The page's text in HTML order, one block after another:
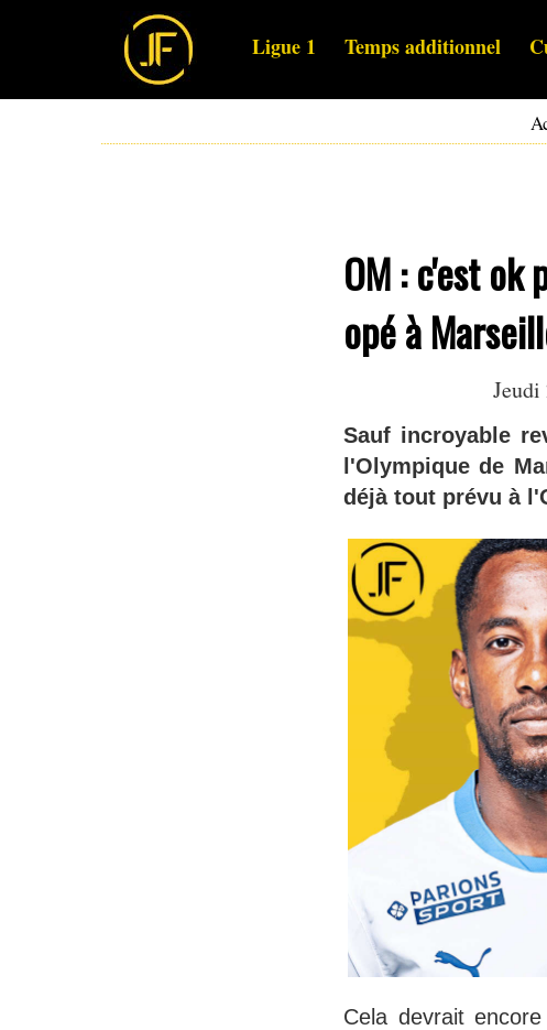
Ligue 1 Temps additionnel
OM : c'est ok
opé à
Jeudi
Sauf incroyable
l'Olympique de
déjà tout prévu à
Cela devrait